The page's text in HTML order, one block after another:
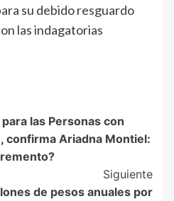
su debido resguardo
las indagatorias
las Personas con
confirma Ariadna Montiel:
Siguiente
de pesos anuales por